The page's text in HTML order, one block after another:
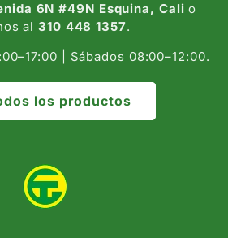
6N #49N Esquina, Cali o
al310 448 1357.
| Sábados 08:00–12:00.
los productos